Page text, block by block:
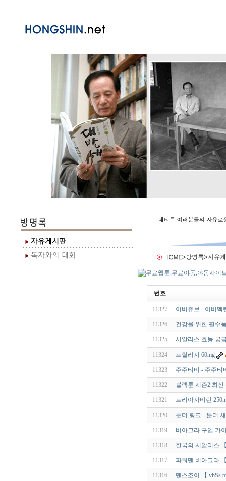
번호
11327 이버쥬브 - 이버멕
11326 건강을 위한 필수
11325 시알리스 효능 궁
11324 프릴리지 60mg
11323 주주티비 - 주주티
11322 블랙툰 시즌2 최
11321 트리아자비린
11320 툰더 링크 - 툰더
11319 비아그라 구입 가
11318 한국의 시알리스
11317 파워맨 비아그라
11316 맨스조이 【